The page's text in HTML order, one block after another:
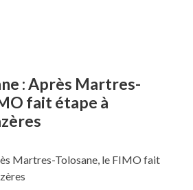
: Après Martres-
fait étape à
Martres-Tolosane, le FIMO fait